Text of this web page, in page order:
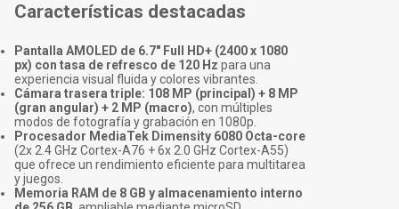
Características destacadas
Pantalla AMOLED de 6.7" Full HD+ (2400 x 1080
px) con tasa de refresco de 120 Hz para una
experiencia visual fluida y colores vibrantes.
Cámara trasera triple: 108 MP (principal) + 8 MP
(gran angular) + 2 MP (macro), con múltiples
modos de fotografía y grabación en 1080p.
Procesador MediaTek Dimensity 6080 Octa-core
(2x 2.4 GHz Cortex-A76 + 6x 2.0 GHz Cortex-A55)
que ofrece un rendimiento eficiente para multitarea
y juegos.
Memoria RAM de 8 GB y almacenamiento interno